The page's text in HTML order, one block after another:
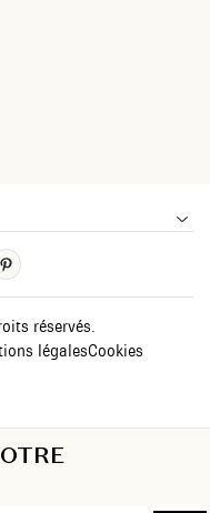
réservés.
légalesCookies